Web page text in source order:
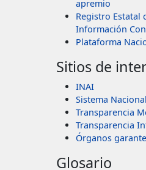
apremio
Registro Estatal
Información
Plataforma
Sitios de
INAI
Sistema
Transparencia
Transparencia
Órganos
Glosario